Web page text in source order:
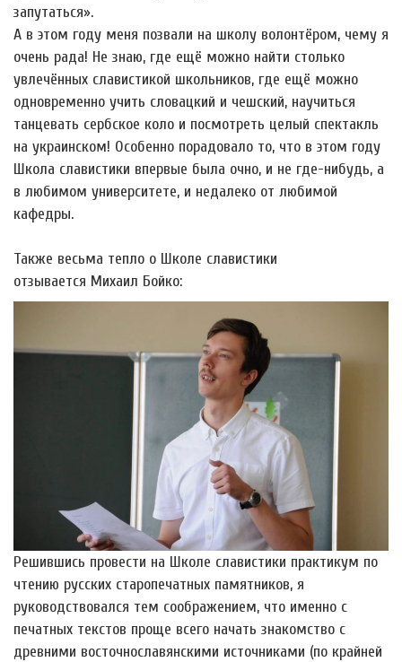
запутаться».
А в этом году меня позвали на школу волонтёром, чему я
очень рада! Не знаю, где ещё можно найти столько
увлечëнных славистикой школьников, где ещё можно
одновременно учить словацкий и чешский, научиться
танцевать сербское коло и посмотреть целый спектакль
на украинском! Особенно порадовало то, что в этом году
Школа славистики впервые была очно, и не где-нибудь, а
в любимом университете, и недалеко от любимой
кафедры.
Также весьма тепло о Школе славистики
отзывается Михаил Бойко:
Решившись провести на Школе славистики практикум по
чтению русских старопечатных памятников, я
руководствовался тем соображением, что именно с
печатных текстов проще всего начать знакомство с
древними восточнославянскими источниками (по крайней